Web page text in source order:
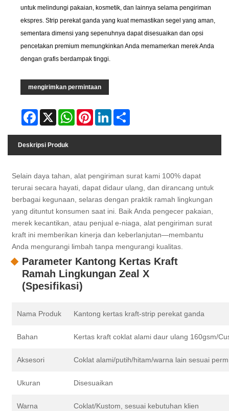
untuk melindungi pakaian, kosmetik, dan lainnya selama pengiriman
ekspres. Strip perekat ganda yang kuat memastikan segel yang aman,
sementara dimensi yang sepenuhnya dapat disesuaikan dan opsi
pencetakan premium memungkinkan Anda memamerkan merek Anda
dengan grafis berdampak tinggi.
mengirimkan permintaan
Facebook
X WhatsAppPinterestLinkedIn
Deskripsi Produk
Selain daya tahan, alat pengiriman surat kami 100% dapat
terurai secara hayati, dapat didaur ulang, dan dirancang untuk
berbagai kegunaan, selaras dengan praktik ramah lingkungan
yang dituntut konsumen saat ini. Baik Anda pengecer pakaian,
merek kecantikan, atau penjual e-niaga, alat pengiriman surat
kraft ini memberikan kinerja dan keberlanjutan—membantu
Anda mengurangi limbah tanpa mengurangi kualitas.
Parameter Kantong Kertas Kraft
Ramah Lingkungan Zeal X
(Spesifikasi)
Nama Produk Kantong kertas kraft-strip perekat ganda
Bahan Kertas kraft coklat alami daur ulang 160gsm/
Aksesori Coklat alami/putih/hitam/warna lain sesuai
Ukuran Disesuaikan
Warna Coklat/Kustom, sesuai kebutuhan klien